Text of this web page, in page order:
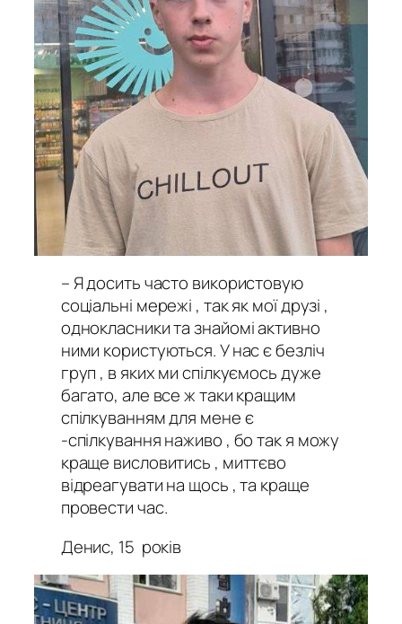
– Я досить часто використовую
соціальні мережі , так як мої друзі ,
однокласники та знайомі активно
ними користуються. У нас є безліч
груп , в яких ми спілкуємось дуже
багато, але все ж таки кращим
спілкуванням для мене є
-спілкування наживо , бо так я можу
краще висловитись , миттєво
відреагувати на щось , та краще
провести час.
Денис, 15 років